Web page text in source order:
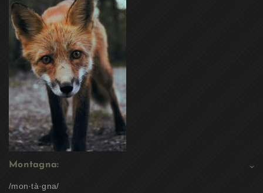
Montagna:
/mon·tà·gna/